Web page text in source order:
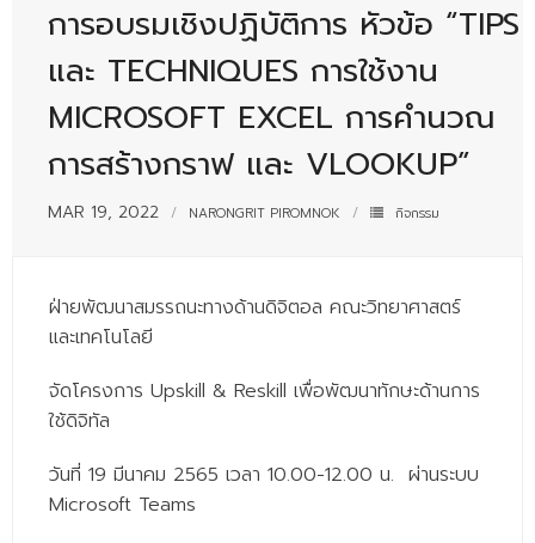
- - อนามัยสิ่งแวดล้อมและสาธารณภัย
- - วิทยาศาสตร์การแพทย์
- - ความมั่นคงปลอดภัยไซเบอร์
- - อุตสาหกรรมชีวภาพเพื่อธุรกิจ
การอบรมเชิงปฏิบัติการ หัวข้อ “TIPS
และ TECHNIQUES การใช้งาน
MICROSOFT EXCEL การคำนวณ
การสร้างกราฟ และ VLOOKUP”
MAR 19, 2022 NARONGRIT PIROMNOK กิจกรรม
ฝ่ายพัฒนาสมรรถนะทางด้านดิจิตอล คณะวิทยาศาสตร์
และเทคโนโลยี
จัดโครงการ Upskill & Reskill เพื่อพัฒนาทักษะด้านการ
ใช้ดิจิทัล
วันที่ 19 มีนาคม 2565 เวลา 10.00-12.00 น. ผ่านระบบ
Microsoft Teams